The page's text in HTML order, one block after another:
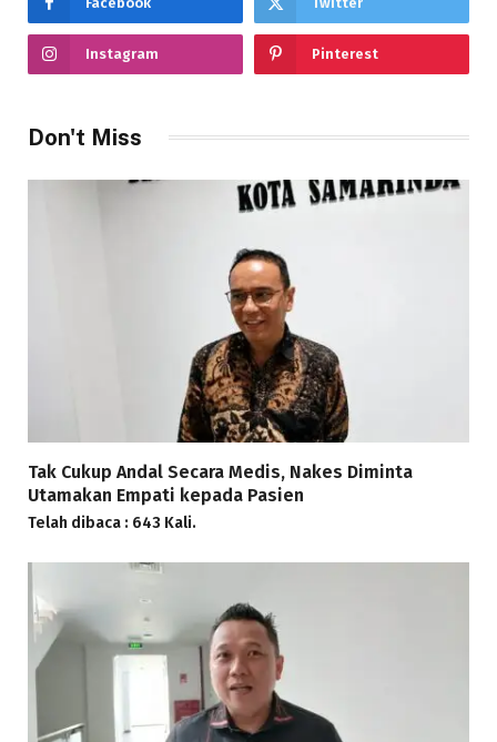
Instagram Pinterest
Don't Miss
Tak Cukup Andal Secara Medis, Nakes Diminta
Utamakan Empati kepada Pasien
Telah dibaca : 643 Kali.